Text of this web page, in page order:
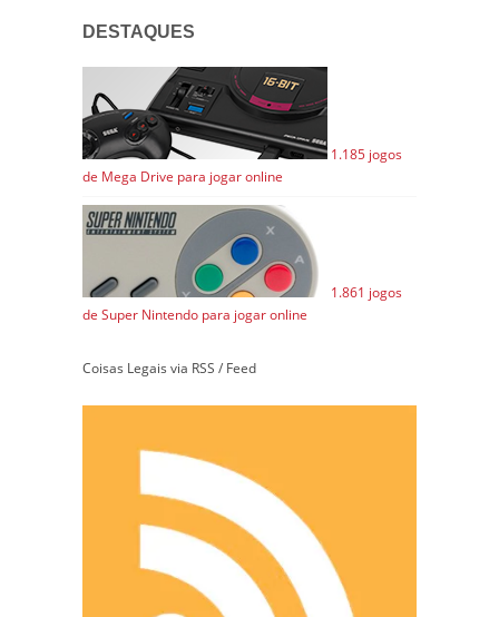
DESTAQUES
1.185 jogos
de Mega Drive para jogar online
1.861 jogos
de Super Nintendo para jogar online
Coisas Legais via RSS / Feed